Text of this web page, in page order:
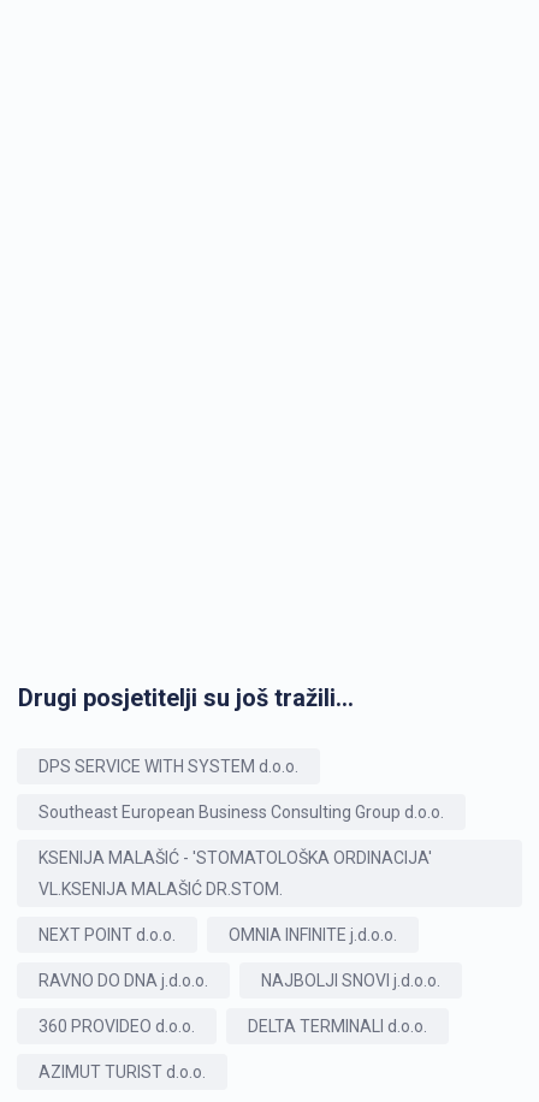
Drugi posjetitelji su još tražili...
DPS SERVICE WITH SYSTEM d.o.o.
Southeast European Business Consulting Group d.o.o.
KSENIJA MALAŠIĆ - 'STOMATOLOŠKA ORDINACIJA'
VL.KSENIJA MALAŠIĆ DR.STOM.
NEXT POINT d.o.o. OMNIA INFINITE j.d.o.o.
RAVNO DO DNA j.d.o.o. NAJBOLJI SNOVI j.d.o.o.
360 PROVIDEO d.o.o. DELTA TERMINALI d.o.o.
AZIMUT TURIST d.o.o.